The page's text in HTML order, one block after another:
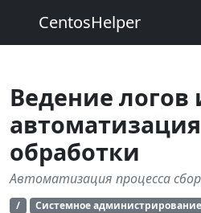
CentosHelper
Ведение логов
обработки
Автоматизация процесса
/
Системное администрирование